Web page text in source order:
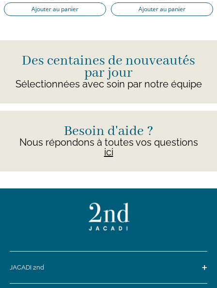
Ajouter au panier Ajouter au panier
Des centaines de nouveautés
par jour
Sélectionnées avec soin par notre équipe
Besoin d'aide ?
Nous répondons à toutes vos questions
ici
JACADI 2nd +